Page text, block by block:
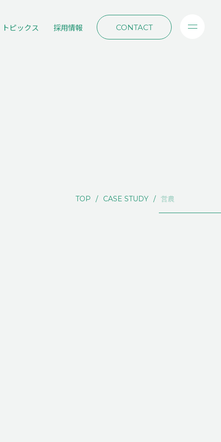
トピックス 採用情報 CONTACT
TOP CASE STUDY 営農